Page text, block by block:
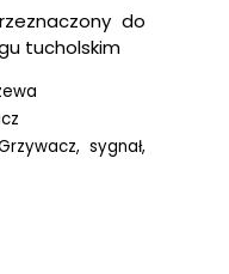
do
tucholskim
sygnał,